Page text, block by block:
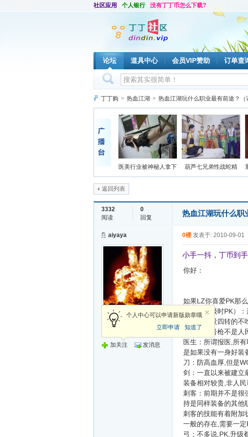
社区应用 个人银行 没有丁丁币怎么下载?
论坛 道具中心 会员VIP赞助 订单查
丁丁购 > 热血江湖 > 热血江湖玩什么职业最有前途？（
医美行业被神秘人拿下 葫芦七兄弟性战蛇精
返回列表
3332
阅读
0
回复
热血江湖玩什么职
aiyaya
荣誉会员 个人中心可以申请新版勋章哦
立即申请
知道了
加关注
发消息
0楼 发表于: 2010-09-01
小手一抖，丁币到
你好：
如果LZ你喜爱PK那
正枪（低级时PK）
出来基本没四转的
但一般大号枪不是人
医生：所谓报医,所
是如果没有一身好装
刀：防高血厚,但是
剑：一直以来被建立
装备相对较贵,非人民
刺客：前期并不是很
持是同样装备的其他
刺客的技能有着附加
一般的存在,需要一定
弓：不多说,PK,升级